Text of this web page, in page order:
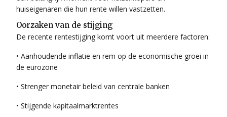
huiseigenaren die hun rente willen vastzetten.
Oorzaken van de stijging
De recente rentestijging komt voort uit meerdere factoren:
• Aanhoudende inflatie en rem op de economische groei in
de eurozone
• Strenger monetair beleid van centrale banken
• Stijgende kapitaalmarktrentes